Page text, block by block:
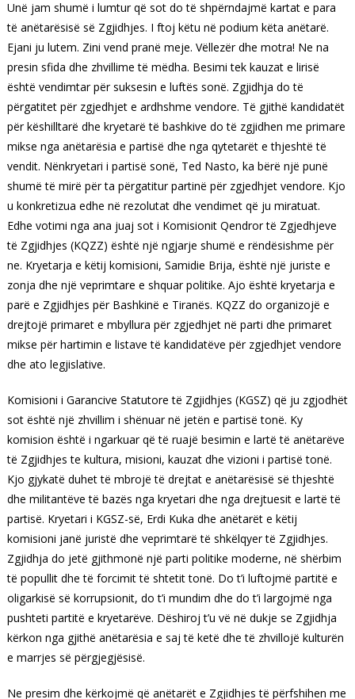
Unë jam shumë i lumtur që sot do të shpërndajmë kartat e para
të anëtarësisë së Zgjidhjes. I ftoj këtu në podium këta anëtarë.
Ejani ju lutem. Zini vend pranë meje. Vëllezër dhe motra! Ne na
presin sfida dhe zhvillime të mëdha. Besimi tek kauzat e lirisë
është vendimtar për suksesin e luftës sonë. Zgjidhja do të
përgatitet për zgjedhjet e ardhshme vendore. Të gjithë kandidatët
për këshilltarë dhe kryetarë të bashkive do të zgjidhen me primare
mikse nga anëtarësia e partisë dhe nga qytetarët e thjeshtë të
vendit. Nënkryetari i partisë sonë, Ted Nasto, ka bërë një punë
shumë të mirë për ta përgatitur partinë për zgjedhjet vendore. Kjo
u konkretizua edhe në rezolutat dhe vendimet që ju miratuat.
Edhe votimi nga ana juaj sot i Komisionit Qendror të Zgjedhjeve
të Zgjidhjes (KQZZ) është një ngjarje shumë e rëndësishme për
ne. Kryetarja e këtij komisioni, Samidie Brija, është një juriste e
zonja dhe një veprimtare e shquar politike. Ajo është kryetarja e
parë e Zgjidhjes për Bashkinë e Tiranës. KQZZ do organizojë e
drejtojë primaret e mbyllura për zgjedhjet në parti dhe primaret
mikse për hartimin e listave të kandidatëve për zgjedhjet vendore
dhe ato legjislative.
Komisioni i Garancive Statutore të Zgjidhjes (KGSZ) që ju zgjodhët
sot është një zhvillim i shënuar në jetën e partisë tonë. Ky
komision është i ngarkuar që të ruajë besimin e lartë të anëtarëve
të Zgjidhjes te kultura, misioni, kauzat dhe vizioni i partisë tonë.
Kjo gjykatë duhet të mbrojë të drejtat e anëtarësisë së thjeshtë
dhe militantëve të bazës nga kryetari dhe nga drejtuesit e lartë të
partisë. Kryetari i KGSZ-së, Erdi Kuka dhe anëtarët e këtij
komisioni janë juristë dhe veprimtarë të shkëlqyer të Zgjidhjes.
Zgjidhja do jetë gjithmonë një parti politike moderne, në shërbim
të popullit dhe të forcimit të shtetit tonë. Do t’i luftojmë partitë e
oligarkisë së korrupsionit, do t’i mundim dhe do t’i largojmë nga
pushteti partitë e kryetarëve. Dëshiroj t’u vë në dukje se Zgjidhja
kërkon nga gjithë anëtarësia e saj të ketë dhe të zhvillojë kulturën
e marrjes së përgjegjësisë.
Ne presim dhe kërkojmë që anëtarët e Zgjidhjes të përfshihen me